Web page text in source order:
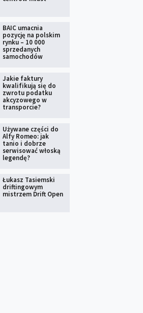
BAIC umacnia
pozycję na polskim
rynku – 10 000
sprzedanych
samochodów
Jakie faktury
kwalifikują się do
zwrotu podatku
akcyzowego w
transporcie?
Używane części do
Alfy Romeo: jak
tanio i dobrze
serwisować włoską
legendę?
Łukasz Tasiemski
driftingowym
mistrzem Drift Open